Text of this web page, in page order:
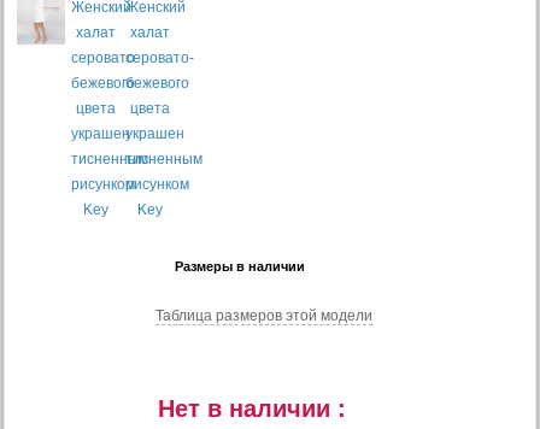
Размеры в наличии
Таблица размеров этой модели
Нет в наличии :